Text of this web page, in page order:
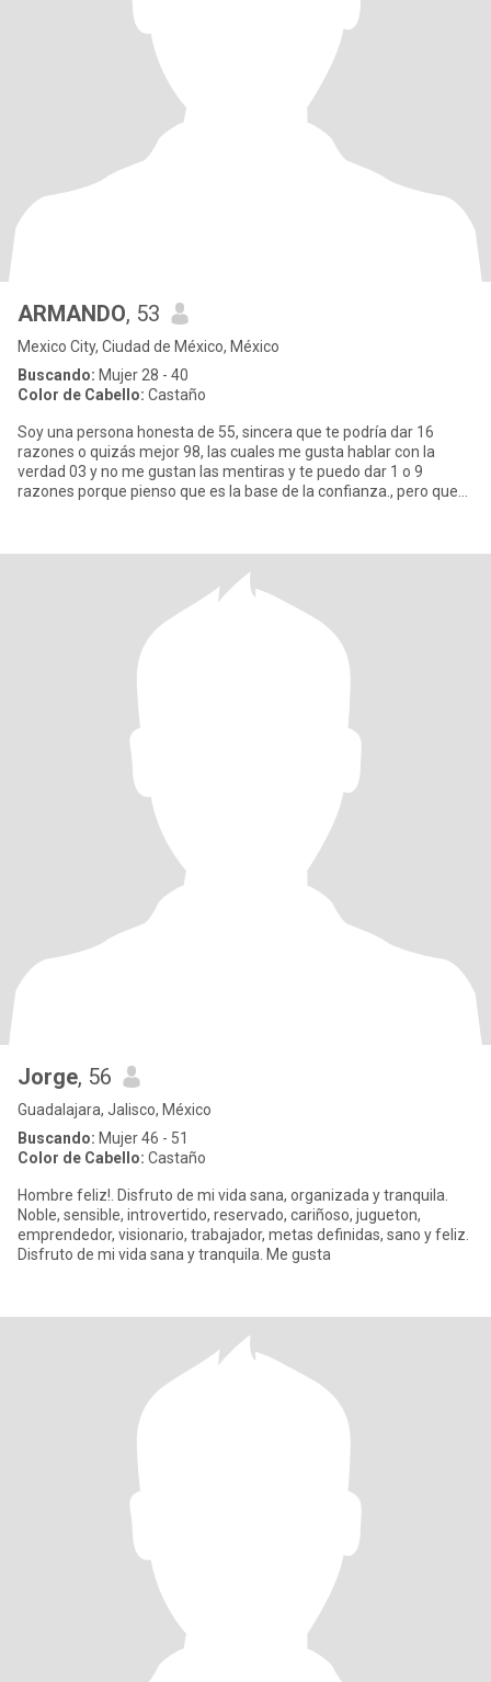
ARMANDO, 53
Mexico City, Ciudad de México, México
Buscando: Mujer 28 - 40
Color de Cabello: Castaño
Soy una persona honesta de 55, sincera que te podría dar 16
razones o quizás mejor 98, las cuales me gusta hablar con la
verdad 03 y no me gustan las mentiras y te puedo dar 1 o 9
razones porque pienso que es la base de la confianza., pero que
Jorge, 56
Guadalajara, Jalisco, México
Buscando: Mujer 46 - 51
Color de Cabello: Castaño
Hombre feliz!. Disfruto de mi vida sana, organizada y tranquila.
Noble, sensible, introvertido, reservado, cariñoso, jugueton,
emprendedor, visionario, trabajador, metas definidas, sano y feliz.
Disfruto de mi vida sana y tranquila. Me gusta